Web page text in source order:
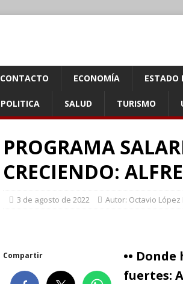
CONTACTO ECONOMÍA ESTADO
POLITICA SALUD TURISMO
PROGRAMA
CRECIENDO:
3 de agosto de 2022 Autor: Octavio López
Compartir
••
fuertes: